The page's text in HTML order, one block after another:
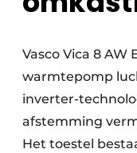
Vasco Vica 8 AW
warmtepomp
inverter-
afstemming
Het toestel